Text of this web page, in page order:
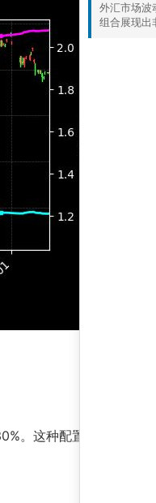
。这种配置利用了瑞士
外汇市场波
组合展现出